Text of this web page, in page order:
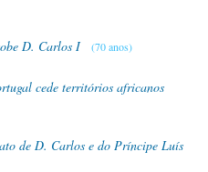
D. Carlos I (70 anos)
cede territórios africanos
de D. Carlos e do Príncipe Luís